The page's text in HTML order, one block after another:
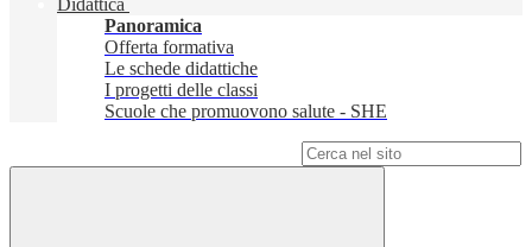
Didattica
Panoramica
Offerta formativa
Le schede didattiche
I progetti delle classi
Scuole che promuovono salute - SHE